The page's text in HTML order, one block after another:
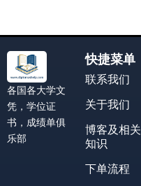
各国各大学文
凭，学位证
书，成绩单俱
乐部
快捷菜单
联系我们
关于我们
博客及相关
知识
下单流程